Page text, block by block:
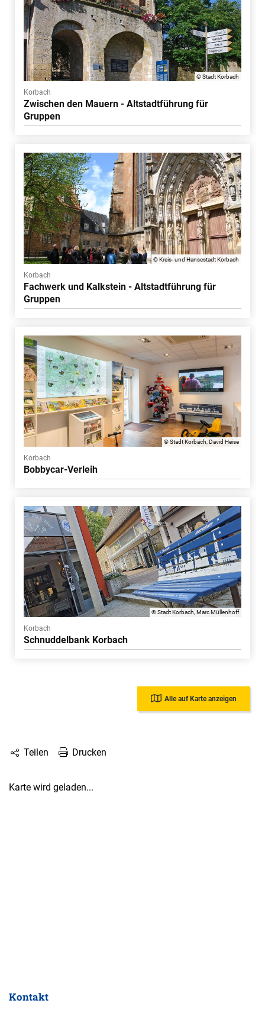
© Stadt Korbach
Korbach
Zwischen den Mauern - Altstadtführung für
Gruppen
© Kreis- und Hansestadt Korbach
Korbach
Fachwerk und Kalkstein - Altstadtführung für
Gruppen
© Stadt Korbach, David Heise
Korbach
Bobbycar-Verleih
© Stadt Korbach, Marc Müllenhoff
Korbach
Schnuddelbank Korbach
Alle auf Karte anzeigen
Teilen Drucken
Karte wird geladen...
Kontakt